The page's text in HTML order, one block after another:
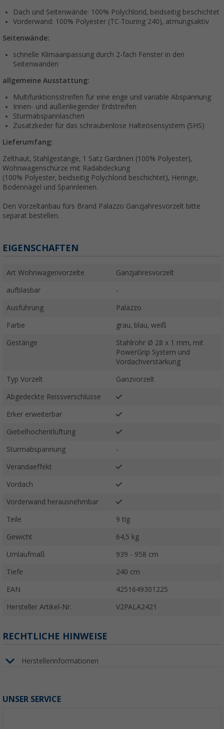
Dach und Seitenwände: 100% Polychlorid, beidseitig beschichtet
Vorderwand: 100% Polyester (TC-Touring 240), atmungsaktiv
Seitenwände:
schnelle Klimaanpassung durch 2-fach Fenster in den
Seitenwänden
allgemeine Ausstattung:
Multifunktionsstreifen für eine enge und variable Abspannung
Innen- und außenliegender Erdstreifen
Sturmabspannlaschen
Zusatzkeder für das schraubenlose Halteösensystem (SHS)
Lieferumfang:
Zelthaut, Stahlgestänge, 1 Satz Gardinen (100% Polyester),
Wohnwagenschürze mit Radabdeckung
(100% Polyester, beidseitig Polychlorid beschichtet), Heringe,
Bodennägel und Spannleinen.
Den Vorzeltanbau fürs Brand Palazzo Ganzjahresvorzelt bitte
separat bestellen.
EIGENSCHAFTEN
Art Wohnwagenvorzelte Ganzjahresvorzelt
aufblasbar -
Ausführung Palazzo
Farbe grau, blau, weiß
Gestänge
Stahlrohr Ø 28 x 1 mm, mit
PowerGrip System und
Vordachverstärkung
Typ Vorzelt Ganzvorzelt
Abgedeckte Reissverschlüsse
Erker erweiterbar
Giebelhochentlüftung
Sturmabspannung -
Verandaeffekt
Vordach
Vorderwand herausnehmbar
Teile 9 tlg
Gewicht 64,5 kg
Umlaufmaß 939 - 958 cm
Tiefe 240 cm
EAN 4251649301225
Hersteller Artikel-Nr. V2PALA2421
RECHTLICHE HINWEISE
Herstellerinformationen
UNSER SERVICE